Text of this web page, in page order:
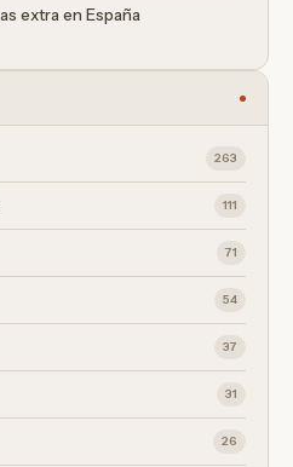
extra en España
263
111
71
54
37
31
26